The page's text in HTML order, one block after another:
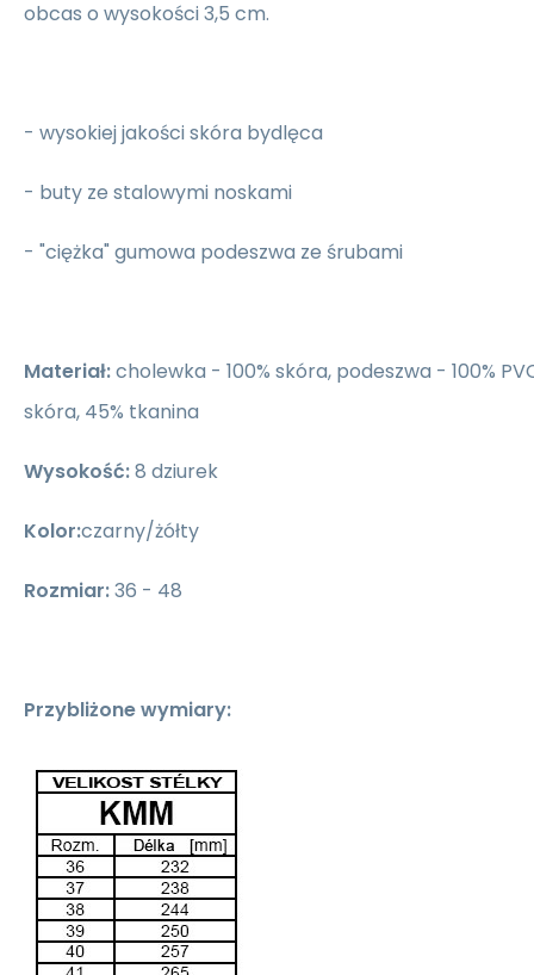
obcas o wysokości 3,5 cm.
- wysokiej jakości skóra bydlęca
- buty ze stalowymi noskami
- "ciężka" gumowa podeszwa ze śrubami
Materiał:cholewka - 100% skóra, podeszwa - 100%
skóra, 45% tkanina
Wysokość:8 dziurek
Kolor:czarny/żółty
Rozmiar:36 - 48
Przybliżone wymiary: